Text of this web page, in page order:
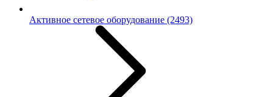
Активное сетевое оборудование (2493)